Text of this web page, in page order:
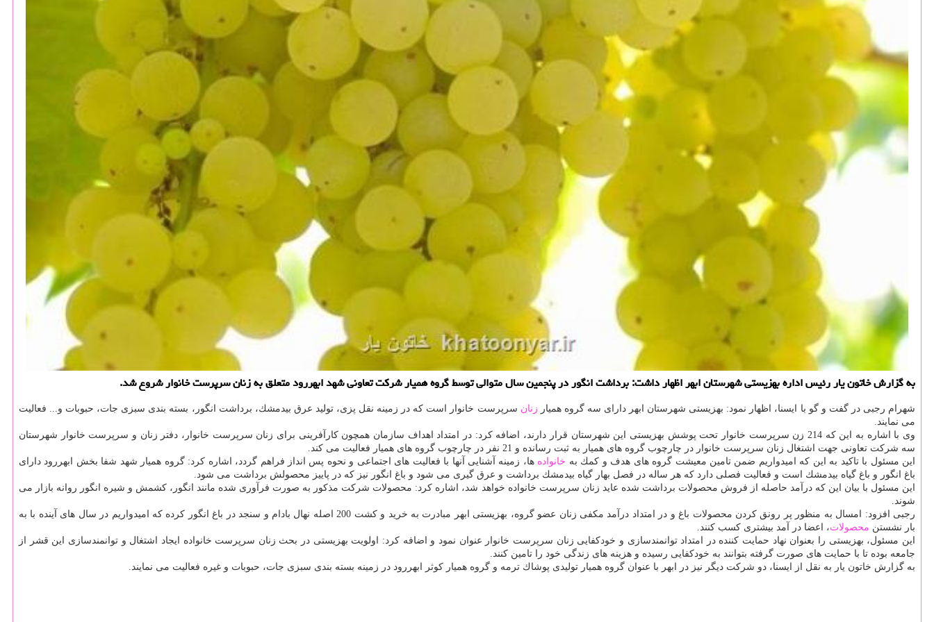
به گزارش خاتون یار رئیس اداره بهزیستی شهرستان ابهر اظهار داشت: برداشت انگور در پنجمین سال متوالی توسط گروه همیار شركت تعاونی شهد ابهررود متعلق به زنان سرپرست خانوار شروع شد.
شهرام رجبی در گفت و گو با ایسنا، اظهار نمود: بهزیستی شهرستان ابهر دارای سه گروه همیار زنان سرپرست خانوار است كه در زمینه نقل پزی، تولید عرق بیدمشك، برداشت انگور، بسته بندی سبزی جات، حبوبات و... فعالیت
می نمایند.
وی با اشاره به این كه 214 زن سرپرست خانوار تحت پوشش بهزیستی این شهرستان قرار دارند، اضافه كرد: در امتداد اهداف سازمان همچون كارآفرینی برای زنان سرپرست خانوار، دفتر زنان و سرپرست خانوار شهرستان
سه شركت تعاونی جهت اشتغال زنان سرپرست خانوار در چارچوب گروه های همیار به ثبت رسانده و 21 نفر در چارچوب گروه های همیار فعالیت می كند.
این مسئول با تاكید به این كه امیدواریم ضمن تامین معیشت گروه های هدف و كمك به خانواده ها، زمینه آشنایی آنها با فعالیت های اجتماعی و نحوه پس انداز فراهم گردد، اشاره كرد: گروه همیار شهد شفا بخش ابهررود دارای
باغ انگور و باغ گیاه بیدمشك است و فعالیت فصلی دارد كه هر ساله در فصل بهار گیاه بیدمشك برداشت و عرق گیری می شود و باغ انگور نیز كه در پاییز محصولش برداشت می شود.
این مسئول با بیان این كه درآمد حاصله از فروش محصولات برداشت شده عاید زنان سرپرست خانواده خواهد شد، اشاره كرد: محصولات شركت مذكور به صورت فرآوری شده مانند انگور، كشمش و شیره انگور روانه بازار می
شوند.
رجبی افزود: امسال به منظور پر رونق كردن محصولات باغ و در امتداد درآمد مكفی زنان عضو گروه، بهزیستی ابهر مبادرت به خرید و كشت 200 اصله نهال بادام و سنجد در باغ انگور كرده كه امیدواریم در سال های آینده با به
بار نشستن محصولات، اعضا در آمد بیشتری كسب كنند.
این مسئول، بهزیستی را بعنوان نهاد حمایت كننده در امتداد توانمندسازی و خودكفایی زنان سرپرست خانوار عنوان نمود و اضافه كرد: اولویت بهزیستی در بحث زنان سرپرست خانواده ایجاد اشتغال و توانمندسازی این قشر از
جامعه بوده تا با حمایت های صورت گرفته بتوانند به خودكفایی رسیده و هزینه های زندگی خود را تامین كنند.
به گزارش خاتون یار به نقل از ایسنا، دو شركت دیگر نیز در ابهر با عنوان گروه همیار تولیدی پوشاك ترمه و گروه همیار كوثر ابهررود در زمینه بسته بندی سبزی جات، حبوبات و غیره فعالیت می نمایند.